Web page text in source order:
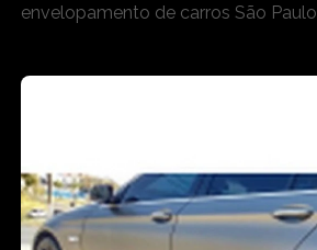
envelopamento de carros São Paulo